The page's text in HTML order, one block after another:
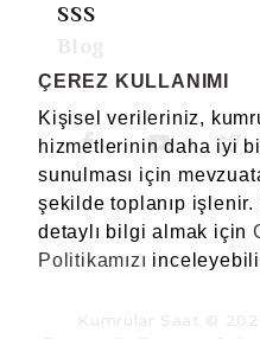
ÇEREZ KULLANIMI
Kişisel verileriniz,
hizmetlerinin daha iyi
sunulması için
şekilde toplanıp
detaylı bilgi almak için
Politikamızı
SSS